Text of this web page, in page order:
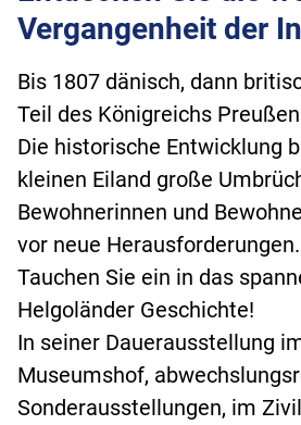
Vergangenheit der
Bis 1807 dänisch, dann
Teil des Königreichs
Die historische Entwicklung
kleinen Eiland große
Bewohnerinnen und
vor neue Herausforderungen.
Tauchen Sie ein in das
Helgoländer Geschichte!
In seiner Dauerausstellung
Museumshof,
Sonderausstellungen, im